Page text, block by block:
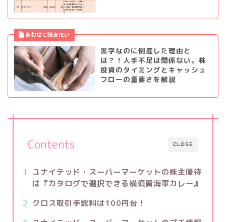
黒字なのに倒産した理由と
は？！人手不足は関係ない。株
投資のタイミングとキャッシュ
フローの重要さを解説
CLOSE
Contents
ユナイテッド・スーパーマーケットの株主優待
は『カタログで選択できる横須賀海軍カレー』
クロス取引手数料は100円台！